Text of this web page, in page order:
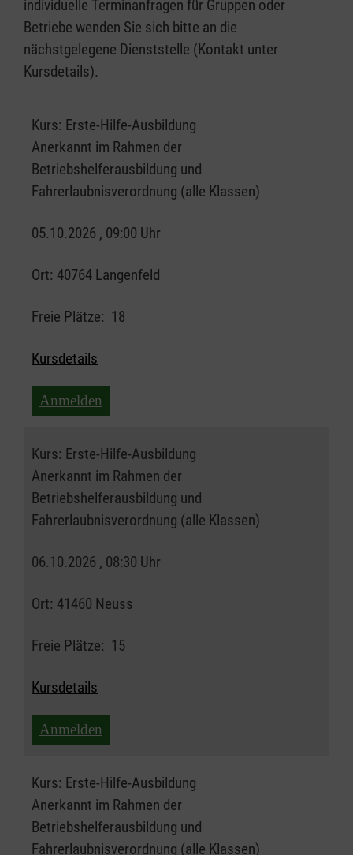
individuelle Terminanfragen für Gruppen oder
Betriebe wenden Sie sich bitte an die
nächstgelegene Dienststelle (Kontakt unter
Kursdetails).
Kurs: Erste-Hilfe-Ausbildung
Anerkannt im Rahmen der
Betriebshelferausbildung und
Fahrerlaubnisverordnung (alle Klassen)
05.10.2026 , 09:00 Uhr
Ort: 40764 Langenfeld
Freie Plätze: 18
Kursdetails
Anmelden
Kurs: Erste-Hilfe-Ausbildung
Anerkannt im Rahmen der
Betriebshelferausbildung und
Fahrerlaubnisverordnung (alle Klassen)
06.10.2026 , 08:30 Uhr
Ort: 41460 Neuss
Freie Plätze: 15
Kursdetails
Anmelden
Kurs: Erste-Hilfe-Ausbildung
Anerkannt im Rahmen der
Betriebshelferausbildung und
Fahrerlaubnisverordnung (alle Klassen)